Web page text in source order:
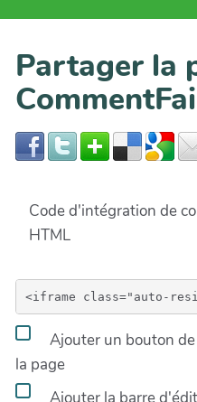
Partager la
Code d'intégration de
HTML
Ajouter un bouton
la page
Ajouter la barre